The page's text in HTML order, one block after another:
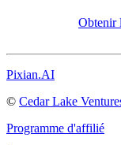
Obtenir
Pixian.AI
© Cedar Lake
Programme d'affilié